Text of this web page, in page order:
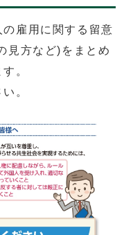
雇用に関する留意
見方など)をまとめ
。
。